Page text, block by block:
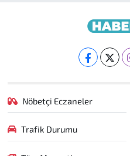
Nöbetçi Eczaneler
Trafik Durumu